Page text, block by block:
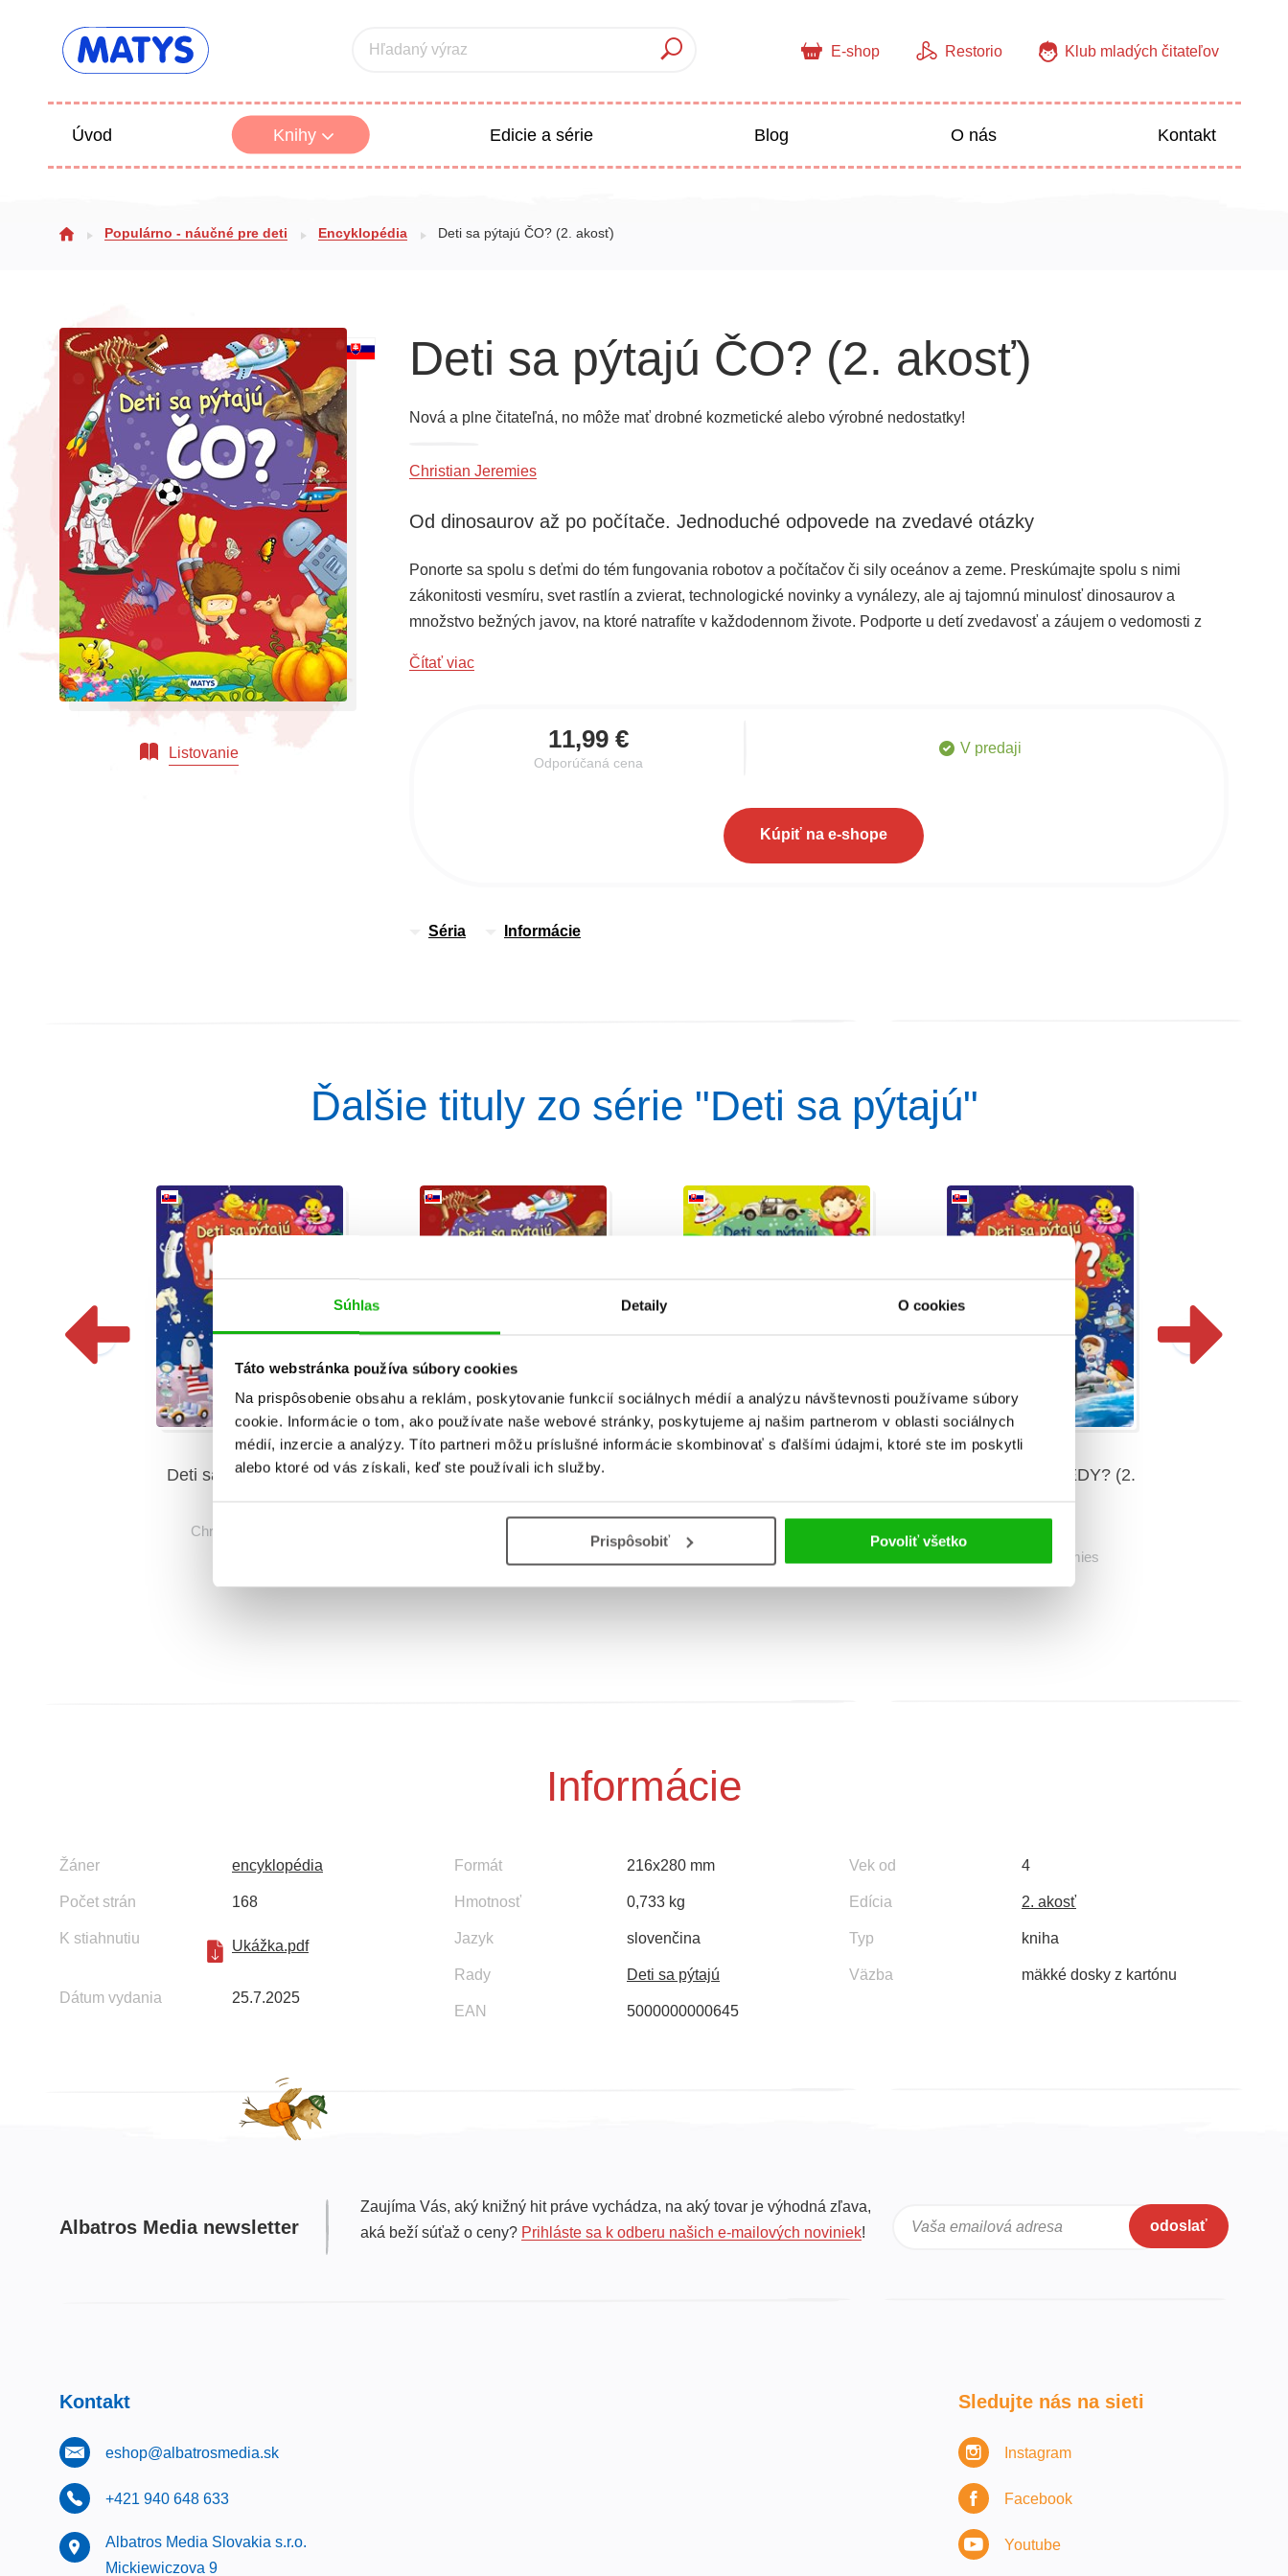
Súhlas Detaily O cookies
Táto webstránka používa súbory cookies
Na prispôsobenie obsahu a reklám, poskytovanie funkcií sociálnych médií a analýzu návštevnosti používame súbory
cookie. Informácie o tom, ako používate naše webové stránky, poskytujeme aj našim partnerom v oblasti sociálnych
médií, inzercie a analýzy. Títo partneri môžu príslušné informácie skombinovať s ďalšími údajmi, ktoré ste im poskytli
alebo ktoré od vás získali, keď ste používali ich služby.
Prispôsobiť Povoliť všetko
Hľadaný výraz E-shop Restorio Klub mladých čitateľov
Úvod Knihy
Všetky kategórie
Edicie a série Blog O nás Kontakt
Populárno - náučné pre deti Encyklopédia Deti sa pýtajú ČO? (2. akosť)
Listovanie
Deti sa pýtajú ČO? (2. akosť)
Nová a plne čitateľná, no môže mať drobné kozmetické alebo výrobné nedostatky!
Christian Jeremies
Od dinosaurov až po počítače. Jednoduché odpovede na zvedavé otázky
Ponorte sa spolu s deťmi do tém fungovania robotov a počítačov či sily oceánov a zeme. Preskúmajte spolu s nimi
zákonitosti vesmíru, svet rastlín a zvierat, technologické novinky a vynálezy, ale aj tajomnú minulosť dinosaurov a
množstvo bežných javov, na ktoré natrafíte v každodennom živote. Podporte u detí zvedavosť a záujem o vedomosti z
Čítať viac
11,99 €
Odporúčaná cena
V predaji
Kúpiť na e-shope
Séria Informácie
Ďalšie tituly zo série "Deti sa pýtajú"
Deti sa pýtajú KEDY?
Christian Jeremies
Deti sa pýtajú ČO?
Deti sa pýtajú KEDY? (2.
Christian Jeremies
Informácie
Žáner encyklopédia
Počet strán 168
K stiahnutiu Ukážka.pdf
Dátum vydania 25.7.2025
Formát 216x280 mm
Hmotnosť 0,733 kg
Jazyk slovenčina
Rady Deti sa pýtajú
EAN 5000000000645
Vek od 4
Edícia 2. akosť
Typ kniha
Väzba mäkké dosky z kartónu
Albatros Media newsletter
Zaujíma Vás, aký knižný hit práve vychádza, na aký tovar je výhodná zľava,
aká beží súťaž o ceny? Prihláste sa k odberu našich e-mailových noviniek! Vaša emailová adresa odoslať
Kontakt
eshop@albatrosmedia.sk
+421 940 648 633
Albatros Media Slovakia s.r.o.
Mickiewiczova 9
Sledujte nás na sieti
Instagram
Facebook
Youtube